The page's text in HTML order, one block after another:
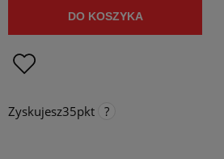
DO KOSZYKA
Zyskujesz35pkt